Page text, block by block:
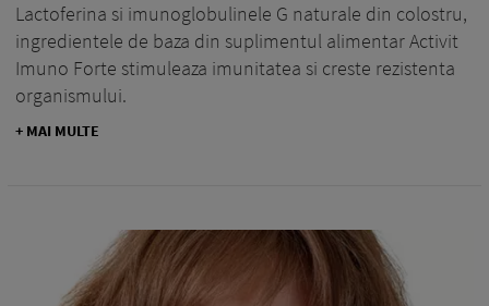
Lactoferina si imunoglobulinele G naturale din colostru,
ingredientele de baza din suplimentul alimentar Activit
Imuno Forte stimuleaza imunitatea si creste rezistenta
organismului.
+ MAI MULTE